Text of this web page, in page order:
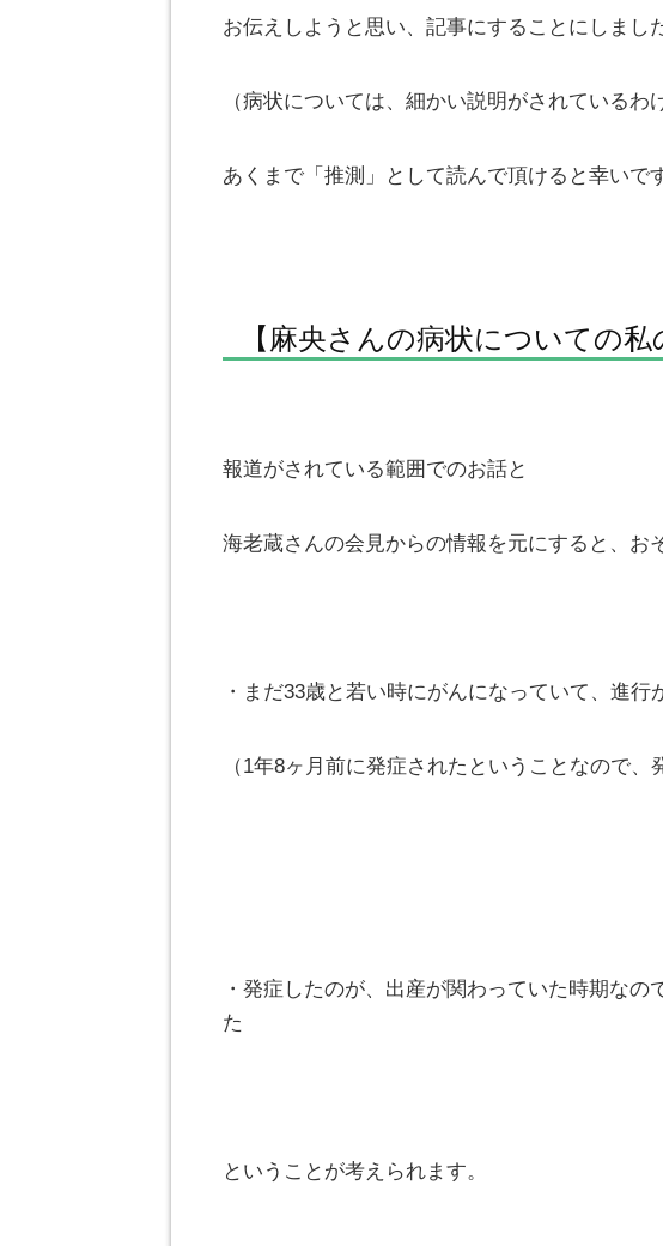
お伝えしようと思い、記事にすることにしまし
（病状については、細かい説明がされているわ
あくまで「推測」として読んで頂けると幸いで
【麻央さんの病状についての私
報道がされている範囲でのお話と
海老蔵さんの会見からの情報を元にすると、お
・まだ33歳と若い時にがんになっていて、進行
（1年8ヶ月前に発症されたということなので、
・発症したのが、出産が関わっていた時期な
た
ということが考えられます。